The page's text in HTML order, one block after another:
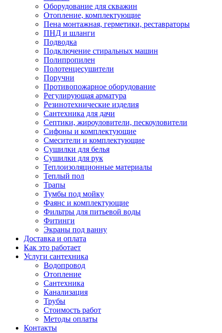
Оборудование для скважин
Отопление, комплектующие
Пена монтажная, герметики, реставраторы
ПНД и шланги
Подводка
Подключение стиральных машин
Полипропилен
Полотенцесушители
Поручни
Противопожарное оборудование
Регулирующая арматура
Резинотехнические изделия
Сантехника для дачи
Септики, жироуловители, пескоуловители
Сифоны и комплектующие
Смесители и комплектующие
Сушилки для белья
Сушилки для рук
Теплоизоляционные материалы
Теплый пол
Трапы
Тумбы под мойку
Фаянс и комплектующие
Фильтры для питьевой воды
Фитинги
Экраны под ванну
Доставка и оплата
Как это работает
Услуги сантехника
Водопровод
Отопление
Сантехника
Канализация
Трубы
Стоимость работ
Методы оплаты
Контакты